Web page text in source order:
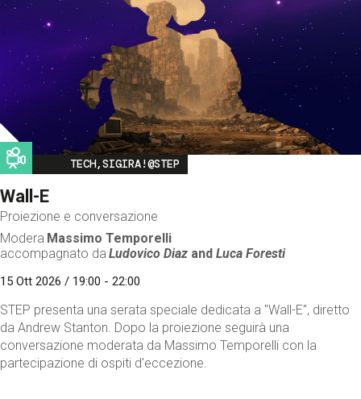
Image
TECH,SIGIRA!@STEP
Wall-E
Proiezione e conversazione
Modera Massimo Temporelli
accompagnato da Ludovico Diaz andLuca Foresti
15 Ott 2026 / 19:00 - 22:00
STEP presenta una serata speciale dedicata a "Wall-E", diretto
da Andrew Stanton. Dopo la proiezione seguirà una
conversazione moderata da Massimo Temporelli con la
partecipazione di ospiti d'eccezione.